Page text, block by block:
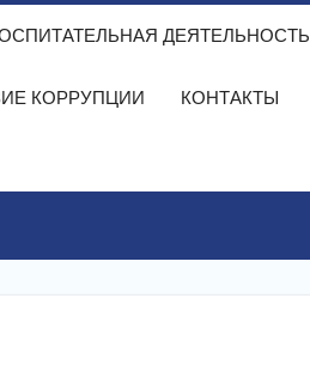
ДЕЯТЕЛЬНОСТЬ
КОРРУПЦИИ КОНТАКТЫ